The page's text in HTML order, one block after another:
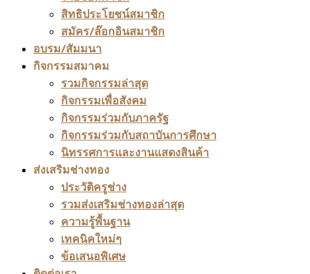
สิทธิประโยชน์สมาชิก
สมัคร/ล๊อกอินสมาชิก
อบรม/สัมมนา
กิจกรรมสมาคม
รวมกิจกรรมล่าสุด
กิจกรรมเพื่อสังคม
กิจกรรมร่วมกับภาครัฐ
กิจกรรมร่วมกับสถาบันการศึกษา
นิทรรศการและงานแสดงสินค้า
ส่งเสริมช่างทอง
ประวัติครูช่าง
รวมส่งเสริมช่างทองล่าสุด
ความรู้พื้นฐาน
เทคนิคใหม่ๆ
ข้อเสนอพิเศษ